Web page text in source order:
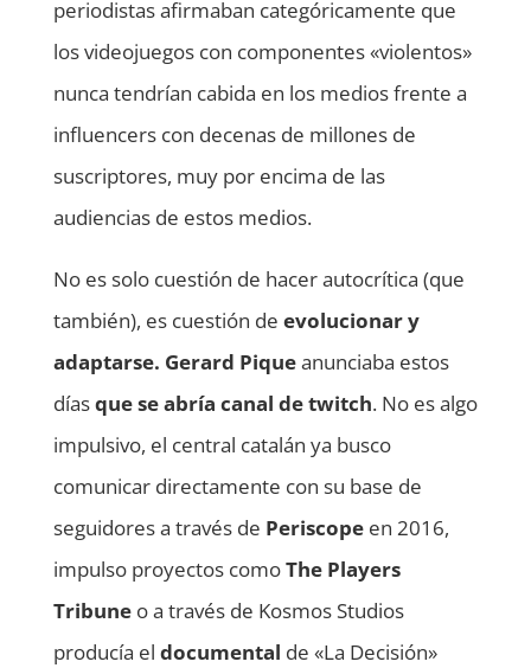
periodistas afirmaban categóricamente que
los videojuegos con componentes «violentos»
nunca tendrían cabida en los medios frente a
influencers con decenas de millones de
suscriptores, muy por encima de las
audiencias de estos medios.
No es solo cuestión de hacer autocrítica (que
también), es cuestión de evolucionar y
adaptarse. Gerard Piqueanunciaba estos
díasque se abría canal de twitch. No es algo
impulsivo, el central catalán ya busco
comunicar directamente con su base de
seguidores a través de Periscopeen 2016,
impulso proyectos comoThe Players
Tribuneo a través de Kosmos Studios
producía el documental de «La Decisión»